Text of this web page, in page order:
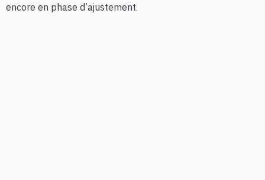
encore en phase d’ajustement.